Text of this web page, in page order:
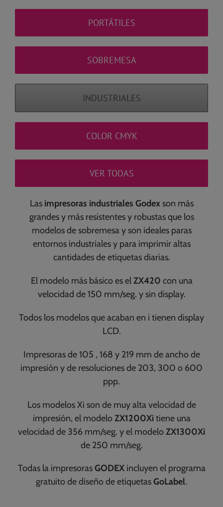
PORTÁTILES
SOBREMESA
INDUSTRIALES
COLOR CMYK
VER TODAS
Las impresoras industriales Godexson más
grandes y más resistentes y robustas que los
modelos de sobremesa y son ideales paras
entornos industriales y para imprimir altas
cantidades de etiquetas diarias.
El modelo más básico es elZX420 con una
velocidad de 150 mm/seg. y sin display.
Todos los modelos que acaban en i tienen display
LCD.
Impresoras de 105 , 168 y 219 mm de ancho de
impresión y de resoluciones de 203, 300 o 600
ppp.
Los modelos Xi son de muy alta velocidad de
impresión, el modeloZX1200Xitiene una
velocidad de 356 mm/seg. y el modeloZX1300Xi
de 250 mm/seg.
Todas la impresorasGODEXincluyen el programa
gratuito de diseño de etiquetasGoLabel.